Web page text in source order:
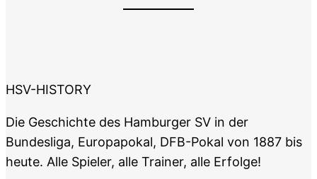
HSV-HISTORY
Die Geschichte des Hamburger SV in der
Bundesliga, Europapokal, DFB-Pokal von 1887 bis
heute. Alle Spieler, alle Trainer, alle Erfolge!